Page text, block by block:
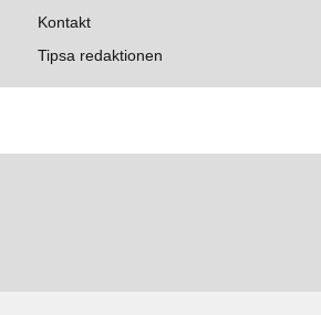
Kontakt
Tipsa redaktionen